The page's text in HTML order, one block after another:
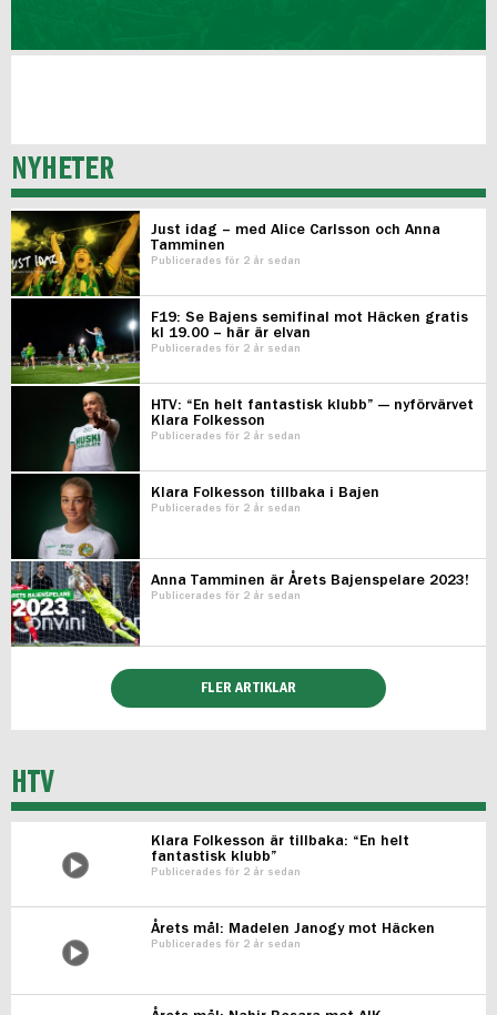
NYHETER
Just idag – med Alice Carlsson och Anna
Tamminen
Publicerades för 2 år sedan
F19: Se Bajens semifinal mot Häcken gratis
kl 19.00 – här är elvan
Publicerades för 2 år sedan
HTV: “En helt fantastisk klubb” — nyförvärvet
Klara Folkesson
Publicerades för 2 år sedan
Klara Folkesson tillbaka i Bajen
Publicerades för 2 år sedan
Anna Tamminen är Årets Bajenspelare 2023!
Publicerades för 2 år sedan
FLER ARTIKLAR
HTV
Klara Folkesson är tillbaka: “En helt
fantastisk klubb”
Publicerades för 2 år sedan
Årets mål: Madelen Janogy mot Häcken
Publicerades för 2 år sedan